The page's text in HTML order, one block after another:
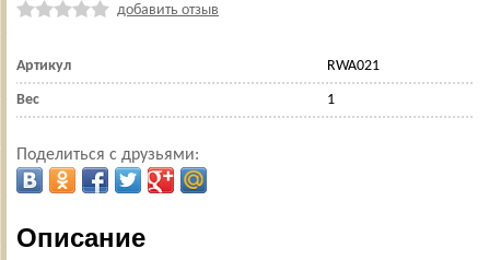
добавить отзыв
Артикул RWA021
Вес 1
Поделиться с друзьями:
Описание